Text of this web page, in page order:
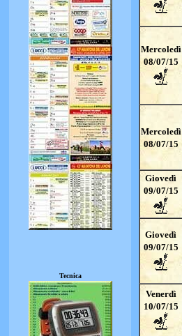
Mercoledì
08/07/15
Mercoledì
08/07/15
Giovedì
09/07/15
Giovedì
09/07/15
Venerdì
10/07/15
Tecnica